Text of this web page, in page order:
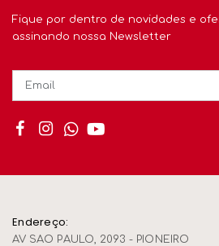
Fique por dentro de novidades e
assinando nossa Newsletter
Endereço:
AV SAO PAULO, 2093 - PIONEIRO